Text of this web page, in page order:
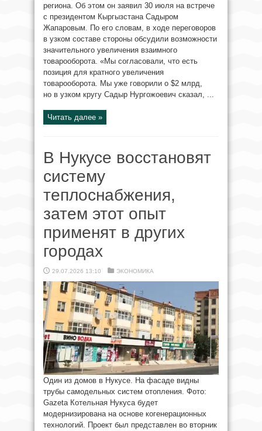
региона. Об этом он заявил 30 июля на встрече
с президентом Кыргызстана Садыром
Жапаровым. По его словам, в ходе переговоров
в узком составе стороны обсудили возможности
значительного увеличения взаимного
товарооборота. «Мы согласовали, что есть
позиция для кратного увеличения
товарооборота. Мы уже говорили о $2 млрд,
но в узком кругу Садыр Нургожоевич сказал, ...
Читать далее »
В Нукусе восстановят
систему
теплоснабжения,
затем этот опыт
применят в других
городах
29.07.2026 13:10 ЭКОНОМИКА
Один из домов в Нукусе. На фасаде видны
трубы самодельных систем отопления. Фото:
Gazeta Котельная Нукуса будет
модернизирована на основе когенерационных
технологий. Проект был представлен во вторник